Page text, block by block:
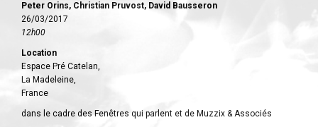
Peter Orins, Christian Pruvost, David Bausseron
26/03/2017
12h00
Location
Espace Pré Catelan,
La Madeleine,
France
dans le cadre des Fenêtres qui parlent et de Muzzix & Associés